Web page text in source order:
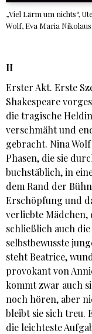
„Viel Lärm um nichts“,
Wolf, Eva Maria
II
Erster Akt. Erste
Shakespeare
die tragische
verschmäht und
gebracht. Nina
Phasen, die sie
buchstäblich, in
dem Rand der
Erschöpfung und
verliebte
schließlich auch
selbstbewusste
steht Beatrice,
provokant von
kommt zwar auch
noch hören, aber
bleibt sie sich treu.
die leichteste